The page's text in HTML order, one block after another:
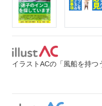
イラストACの「風船を持つ